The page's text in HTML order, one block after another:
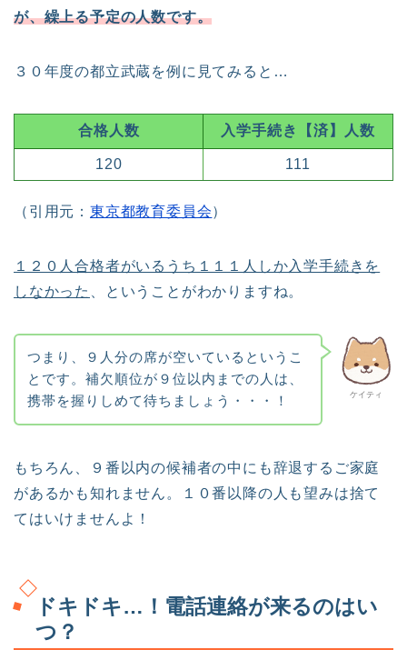
が、繰上る予定の人数です。
３０年度の都立武蔵を例に見てみると…
合格人数 入学手続き【済】人数
120 111
（引用元： 東京都教育委員会）
１２０人合格者がいるうち１１１人しか入学手続きを
しなかった
、ということがわかりますね。
ケイティ
つまり、９人分の席が空いているというこ
とです。補欠順位が９位以内までの人は、
携帯を握りしめて待ちましょう・・・！
もちろん、９番以内の候補者の中にも辞退するご家庭
があるかも知れません。１０番以降の人も望みは捨て
てはいけませんよ！
ドキドキ…！電話連絡が来るのはい
つ？